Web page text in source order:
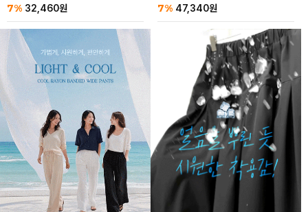
7% 32,460원 7% 47,340원